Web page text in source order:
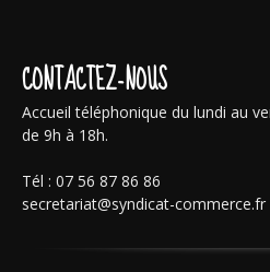
CONTACTEZ-NOUS
Accueil téléphonique du lundi au
de 9h à 18h.
Tél : 07 56 87 86 86
secretariat@syndicat-commerce.fr